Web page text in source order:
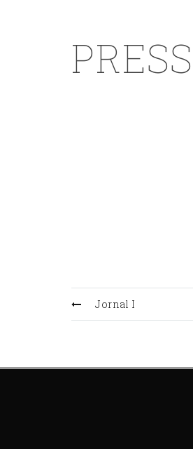
PRESS
Jornal I